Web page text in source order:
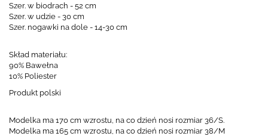
Szer. w biodrach - 52 cm
Szer. w udzie - 30 cm
Szer. nogawki na dole - 14-30 cm
Skład materiału:
90% Bawełna
10% Poliester
Produkt polski
Modelka ma 170 cm wzrostu, na co dzień nosi rozmiar 36/S.
Modelka ma 165 cm wzrostu, na co dzień nosi rozmiar 38/M